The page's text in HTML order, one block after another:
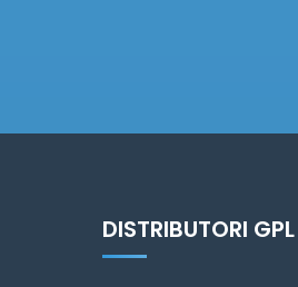
DISTRIBUTORI GPL